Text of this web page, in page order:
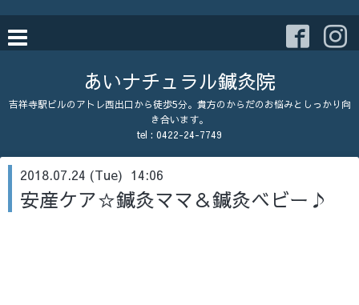
あいナチュラル鍼灸院
吉祥寺駅ビルのアトレ西出口から徒歩5分。貴方のからだのお悩みとしっかり向
き合います。
tel : 0422-24-7749
2018.07.24 (Tue) 14:06
安産ケア☆鍼灸ママ＆鍼灸ベビー♪